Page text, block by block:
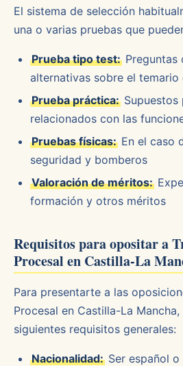
El sistema de selección
una o varias pruebas que
Prueba tipo test: Preguntas
alternativas sobre el temario
Prueba práctica:
relacionados con las
Pruebas físicas: En el caso
seguridad y bomberos
Valoración de méritos:
formación y otros méritos
Requisitos para opositar a
Procesal en Castilla-La
Para presentarte a las
Procesal en Castilla-La
siguientes requisitos generales:
Nacionalidad: Ser español